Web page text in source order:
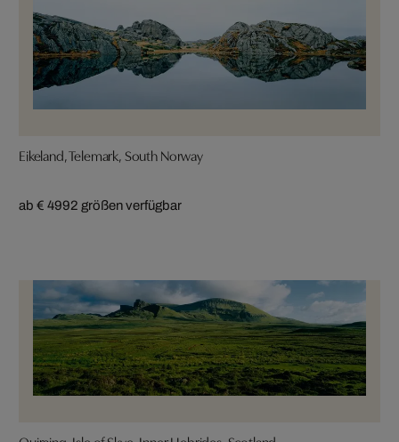
Eikeland, Telemark, South Norway
ab € 4992 größen verfügbar